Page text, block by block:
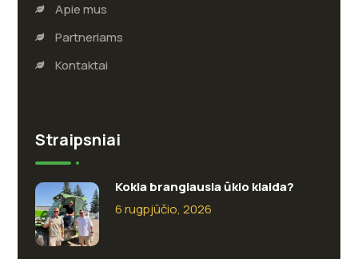
Apie mus
Partneriams
Kontaktai
Straipsniai
Kokia brangiausia ūkio klaida?
6 rugpjūčio, 2026